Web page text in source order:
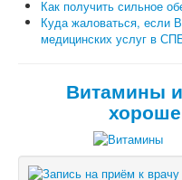
Как получить сильное
Куда жаловаться, если
медицинских услуг в
Витамины